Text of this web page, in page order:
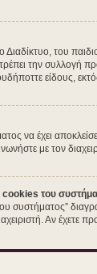
του
την συλλογή
είδους,
να έχει
με τον
cookies του
συστήματος”
Αν